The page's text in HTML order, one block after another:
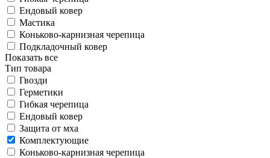
Ендовый ковер
Мастика
Коньково-карнизная черепица
Подкладочный ковер
Показать все
Тип товара
Гвозди
Герметики
Гибкая черепица
Ендовый ковер
Защита от мха
Комплектующие
Коньково-карнизная черепица